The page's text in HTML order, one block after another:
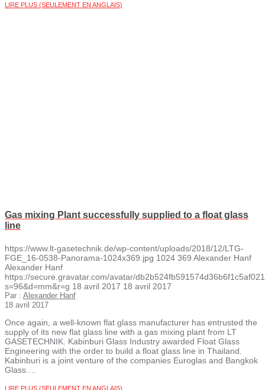
LIRE PLUS (SEULEMENT EN ANGLAIS)
Gas mixing Plant successfully supplied to a float glass
line
https://www.lt-gasetechnik.de/wp-content/uploads/2018/12/LTG-
FGE_16-0538-Panorama-1024x369.jpg 1024 369 Alexander Hanf
Alexander Hanf
https://secure.gravatar.com/avatar/
s=96&d=mm&r=g 18 avril 2017 18 avril 2017
Par : Alexander Hanf
18 avril 2017
Once again, a well-known flat glass manufacturer has entrusted the
supply of its new flat glass line with a gas mixing plant from LT
GASETECHNIK. Kabinburi Glass Industry awarded Float Glass
Engineering with the order to build a float glass line in Thailand.
Kabinburi is a joint venture of the companies Euroglas and Bangkok
Glass.…
LIRE PLUS (SEULEMENT EN ANGLAIS)